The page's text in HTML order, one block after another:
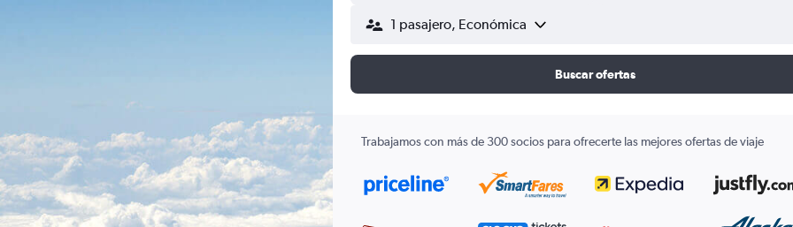
1 pasajero, Económica
Buscar ofertas
Trabajamos con más de 300 socios para ofrecerte las mejores ofertas de viaje